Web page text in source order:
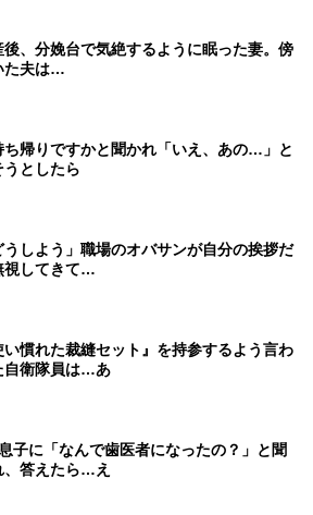
後、分娩台で気絶するように眠った妻。傍
た夫は…
ち帰りですかと聞かれ「いえ、あの…」と
うとしたら
うしよう」職場のオバサンが自分の挨拶だ
視してきて…
い慣れた裁縫セット』を持参するよう言わ
自衛隊員は…あ
子に「なんで歯医者になったの？」と聞
、答えたら…え